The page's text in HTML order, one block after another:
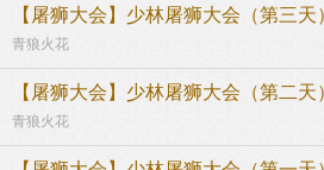
【屠狮大会】少林屠狮大会（第三天
青狼火花
【屠狮大会】少林屠狮大会（第二天
青狼火花